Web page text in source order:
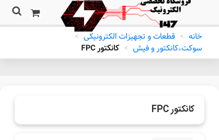
خانه > قطعات و تجهیزات الکترونیکی >
سوکت،کانکتور و فیش > کانکتور FPC
کانکتور FPC